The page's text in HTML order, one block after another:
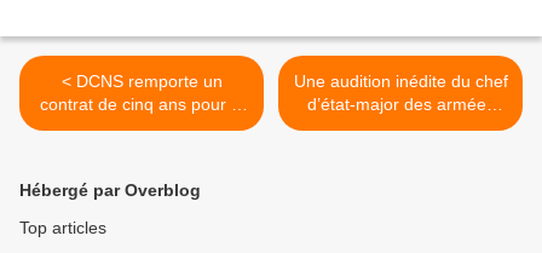
< DCNS remporte un
contrat de cinq ans pour la
modernisation et le
simulateurs de défense à
vue (SIMDAV)
Une audition inédite du chef
d’état-major des armées
devant la commission des
Hébergé par Overblog
Top articles